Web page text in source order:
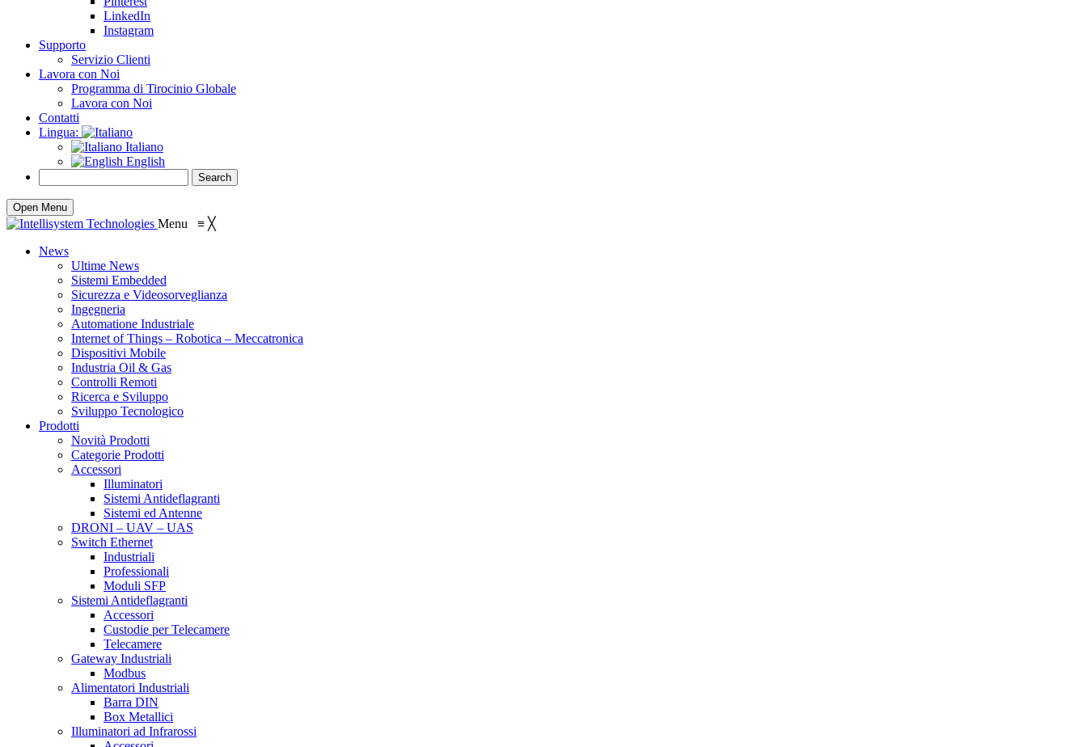
LinkedIn
Instagram
Supporto
Servizio Clienti
Lavora con Noi
Programma di Tirocinio Globale
Lavora con Noi
Contatti
Lingua:
Italiano
English
Open Menu
Menu ≡ ╳
News
Ultime News
Sistemi Embedded
Sicurezza e Videosorveglianza
Ingegneria
Automatione Industriale
Internet of Things – Robotica – Meccatronica
Dispositivi Mobile
Industria Oil & Gas
Controlli Remoti
Ricerca e Sviluppo
Sviluppo Tecnologico
Prodotti
Novità Prodotti
Categorie Prodotti
Accessori
Illuminatori
Sistemi Antideflagranti
Sistemi ed Antenne
DRONI – UAV – UAS
Switch Ethernet
Industriali
Professionali
Moduli SFP
Sistemi Antideflagranti
Accessori
Custodie per Telecamere
Telecamere
Gateway Industriali
Modbus
Alimentatori Industriali
Barra DIN
Box Metallici
Illuminatori ad Infrarossi